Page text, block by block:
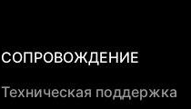
СОПРОВОЖДЕНИЕ
Техническая поддержка